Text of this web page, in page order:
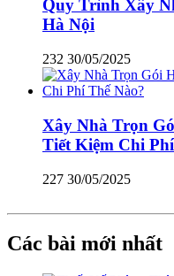
Quy Trình Xây
Hà Nội
232 30/05/2025
Xây Nhà Trọn
Tiết Kiệm Chi
227 30/05/2025
Các bài mới nhất